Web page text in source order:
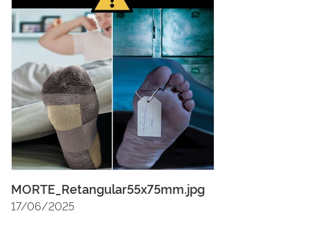
MORTE_Retangular55x75mm.jpg
17/06/2025